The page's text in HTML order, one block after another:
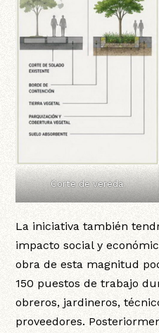
Corte de vereda
La iniciativa también
impacto social y
obra de esta magnitud
150 puestos de trabajo
obreros, jardineros,
proveedores.